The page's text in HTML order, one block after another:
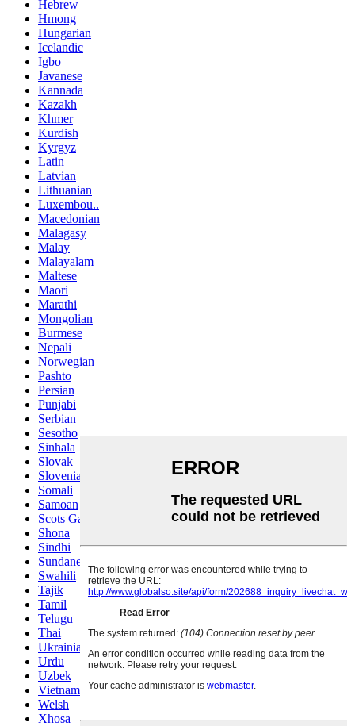
Hebrew
Hmong
Hungarian
Icelandic
Igbo
Javanese
Kannada
Kazakh
Khmer
Kurdish
Kyrgyz
Latin
Latvian
Lithuanian
Luxembou..
Macedonian
Malagasy
Malay
Malayalam
Maltese
Maori
Marathi
Mongolian
Burmese
Nepali
Norwegian
Pashto
Persian
Punjabi
Serbian
Sesotho
Sinhala
Slovak
Slovenian
Somali
Samoan
Scots Gaelic
Shona
Sindhi
Sundanese
Swahili
Tajik
Tamil
Telugu
Thai
Ukrainian
Urdu
Uzbek
Vietnamese
Welsh
Xhosa